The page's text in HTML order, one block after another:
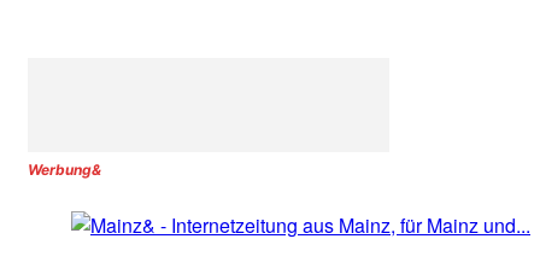
Werbung&